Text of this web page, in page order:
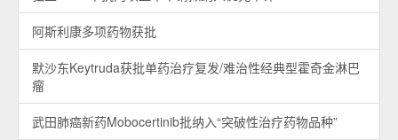
阿斯利康多项药物获批
默沙东Keytruda获批单药治疗复发/难治性经典型霍奇金淋巴
瘤
武田肺癌新药Mobocertinib批纳入“突破性治疗药物品种”